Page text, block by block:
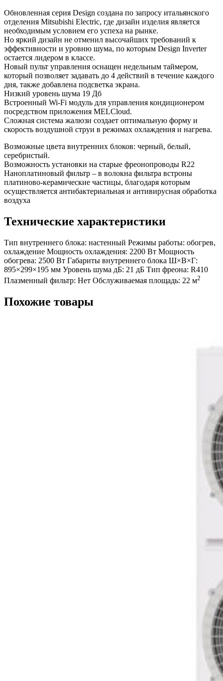
Обновленная серия Design создана по запросу итальянского
отделения Mitsubishi Electric, где дизайн изделия является
необходимым условием его успеха на рынке.
Но яркий дизайн не отменил высочайших требований к
эффективности и уровню шума, по которым Design Inverter
остается лидером в классе.
Новый пульт управления оснащен недельным таймером,
который позволяет задавать до 4 действий в течение каждого
дня, также добавлена подсветка экрана.
Низкий уровень шума 19 Дб
Встроенный Wi-Fi модуль для управления кондиционером
посредством приложения MELCloud.
Сложная система жалюзи создает оптимальную форму и
скорость воздушной струи в режимах охлаждения и нагрева.
Возможные цвета внутренних блоков: черный, белый,
серебристый.
Возможность установки на старые фреонопроводы R22
Наноплатиновый фильтр – в волокна фильтра встроны
платиново-керамические частицы, благодаря которым
осуществляется антибактериальная и антивирусная обработка
воздуха
Технические характеристики
Тип внутреннего блока: настенный Режимы работы: обогрев,
охлаждение Мощность охлаждения: 2200 Вт Мощность
обогрева: 2500 Вт Габариты внутреннего блока Ш×В×Г:
895×299×195 мм Уровень шума дБ: 21 дБ Тип фреона: R410
Плазменный фильтр: Нет Обслуживаемая площадь: 22 м2
Похожие товары